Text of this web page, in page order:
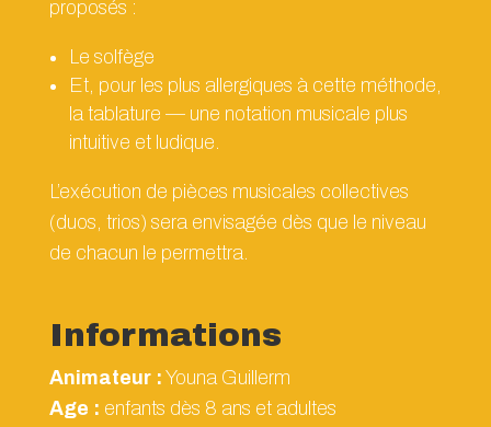
proposés :
Le solfège
Et, pour les plus allergiques à cette méthode,
la tablature — une notation musicale plus
intuitive et ludique.
L’exécution de pièces musicales collectives
(duos, trios) sera envisagée dès que le niveau
de chacun le permettra.
Informations
Animateur : Youna Guillerm
Age : enfants dès 8 ans et adultes